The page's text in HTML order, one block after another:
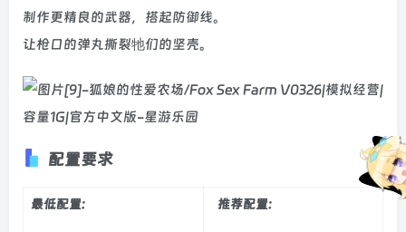
制作更精良的武器，搭起防御线。
让枪口的弹丸撕裂牠们的坚壳。
配置要求
最低配置: 推荐配置: